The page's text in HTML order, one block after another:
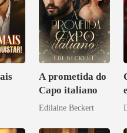
A prometida do
Capo italiano
Edilaine Beckert